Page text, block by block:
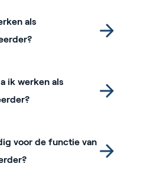
als
ik werken als
voor de functie van